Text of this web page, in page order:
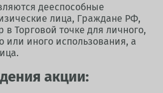
дееспособные
лица, Граждане РФ,
Торговой точке для личного,
или иного использования, а
акции: